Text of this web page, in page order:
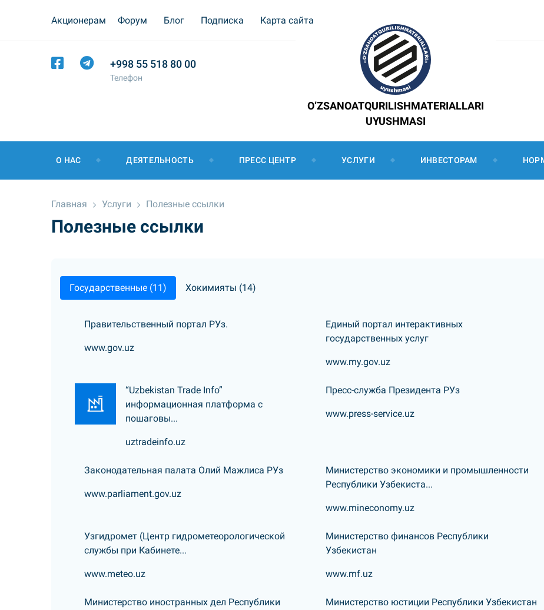
Акционерам Форум Блог Подписка Карта сайта
+998 55 518 80 00
Телефон
O’ZSANOATQURILISHMATERIALLARI
UYUSHMASI
О НАС ДЕЯТЕЛЬНОСТЬ ПРЕСС ЦЕНТР УСЛУГИ ИНВЕСТОРАМ
Главная Услуги Полезные ссылки
Полезные ссылки
Государственные (11) Хокимияты (14)
Правительственный портал РУз.
www.gov.uz
Единый портал интерактивных
государственных услуг
www.my.gov.uz
“Uzbekistan Trade Info”
информационная платформа с
пошаговы...
uztradeinfo.uz
Пресс-служба Президента РУз
www.press-service.uz
Законодательная палата Олий Мажлиса РУз
www.parliament.gov.uz
Министерство экономики и промышленности
Республики Узбекиста...
www.mineconomy.uz
Узгидромет (Центр гидрометеорологической
службы при Кабинете...
www.meteo.uz
Министерство финансов Республики
Узбекистан
www.mf.uz
Министерство иностранных дел Республики
Министерство юстиции Республики Узбекистан